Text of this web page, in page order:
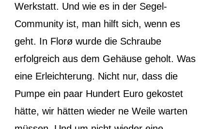
Werkstatt. Und wie es in der Segel-
Community ist, man hilft sich, wenn es
geht. In Florø wurde die Schraube
erfolgreich aus dem Gehäuse geholt. Was
eine Erleichterung. Nicht nur, dass die
Pumpe ein paar Hundert Euro gekostet
hätte, wir hätten wieder ne Weile warten